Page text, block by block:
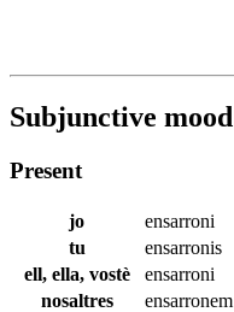
Subjunctive mood
Present
jo
ensarroni
tu
ensarronis
ell, ella, vostè
ensarroni
nosaltres
ensarronem